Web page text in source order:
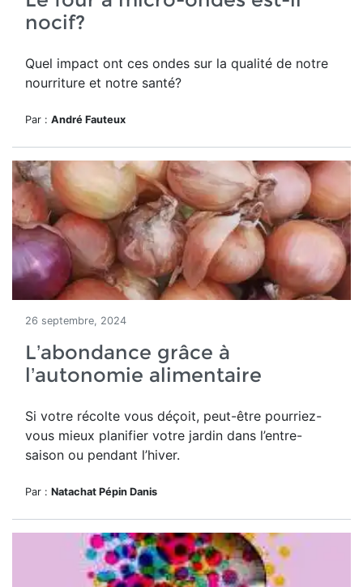
nocif?
Quel impact ont ces ondes sur la qualité de notre
nourriture et notre santé?
Par : André Fauteux
26 septembre, 2024
L’abondance grâce à
l’autonomie alimentaire
Si votre récolte vous déçoit, peut-être pourriez-
vous mieux planifier votre jardin dans l’entre-
saison ou pendant l’hiver.
Par : Natachat Pépin Danis